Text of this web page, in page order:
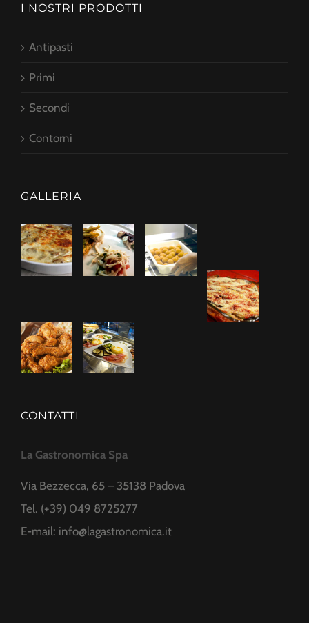
I NOSTRI PRODOTTI
Antipasti
Primi
Secondi
Contorni
GALLERIA
CONTATTI
La Gastronomica Spa
Via Bezzecca, 65 – 35138 Padova
Tel. (+39) 049 8725277
E-mail: info@lagastronomica.it